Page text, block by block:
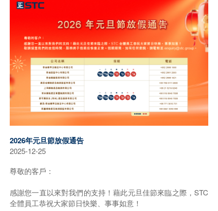
2026年元旦節放假通告
2025-12-25
尊敬的客戶：
感謝您一直以來對我們的支持！藉此元旦佳節來臨之際，STC
全體員工恭祝大家節日快樂、事事如意！